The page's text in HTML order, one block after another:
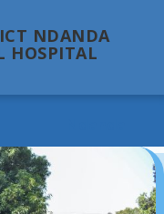
NDANDA
HOSPITAL